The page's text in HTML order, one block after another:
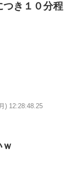
つき１０分程
) 12:28:48.25